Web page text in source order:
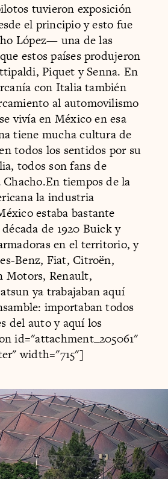
tuvieron exposición
el principio y esto fue
López— una de las
estos países produjeron
Piquet y Senna. En
con Italia también
al automovilismo
vivía en México en esa
tiene mucha cultura de
todos los sentidos por su
todos son fans de
tiempos de la
la industria
estaba bastante
de 1920 Buick y
en el territorio, y
Benz, Fiat, Citroën,
Motors, Renault,
ya trabajaban aquí
importaban todos
del auto y aquí los
id="attachment_205061"
width="715"]